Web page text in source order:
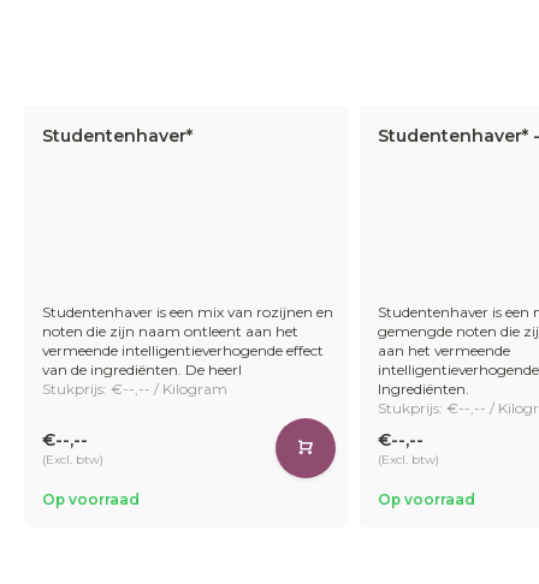
Studentenhaver*
Studentenhaver is een mix van rozijnen en
noten die zijn naam ontleent aan het
vermeende intelligentieverhogende effect
van de ingrediënten. De heerl
Stukprijs: €--,-- / Kilogram
€--,--
(Excl. btw)
Op voorraad
Studentenhaver*
Studentenhaver is een
gemengde noten die
aan het vermeende
Ingrediënten.
Stukprijs: €--,-- /
€--,--
(Excl. btw)
Op voorraad